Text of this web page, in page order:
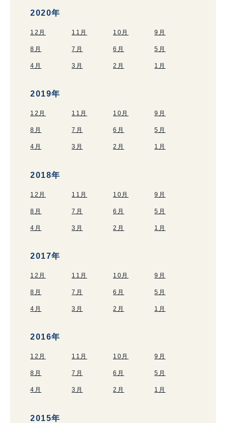
2020年
12月 11月 10月 9月
8月 7月 6月 5月
4月 3月 2月 1月
2019年
12月 11月 10月 9月
8月 7月 6月 5月
4月 3月 2月 1月
2018年
12月 11月 10月 9月
8月 7月 6月 5月
4月 3月 2月 1月
2017年
12月 11月 10月 9月
8月 7月 6月 5月
4月 3月 2月 1月
2016年
12月 11月 10月 9月
8月 7月 6月 5月
4月 3月 2月 1月
2015年